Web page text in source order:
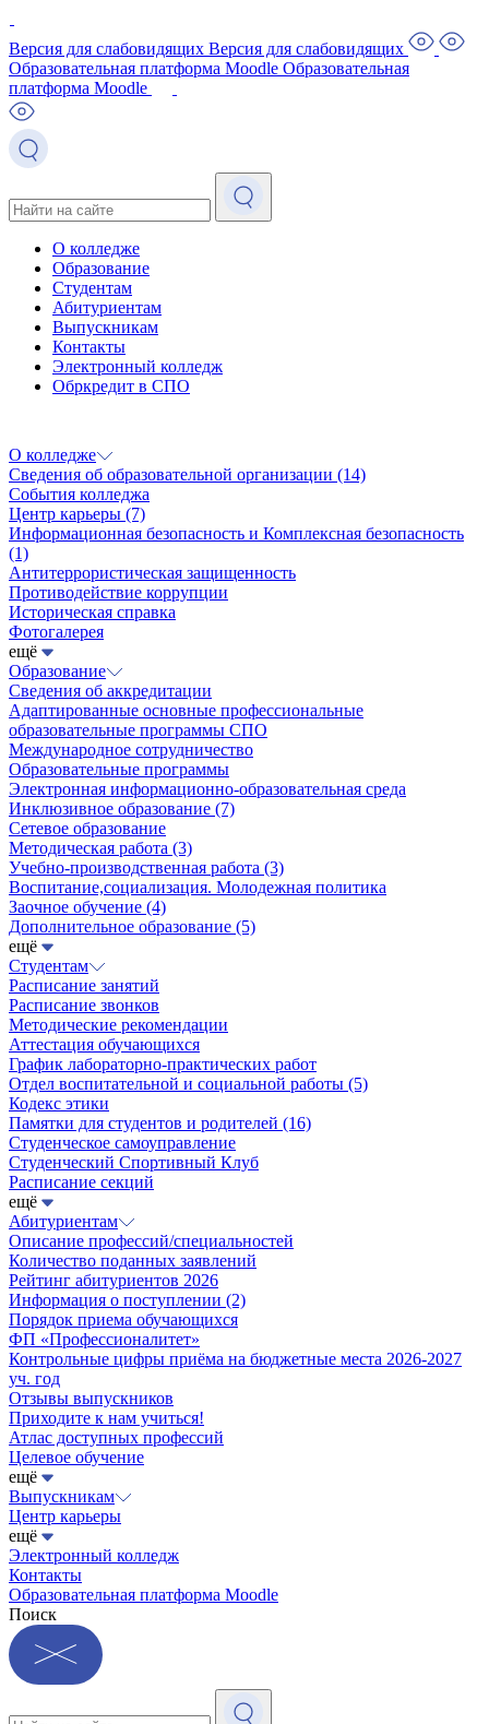
Версия для слабовидящих Версия для слабовидящих
Образовательная платформа Moodle Образовательная
платформа Moodle
О колледже
Образование
Студентам
Абитуриентам
Выпускникам
Контакты
Электронный колледж
Обркредит в СПО
О колледже
Сведения об образовательной организации (14)
События колледжа
Центр карьеры (7)
Информационная безопасность и Комплексная безопасность
(1)
Антитеррористическая защищенность
Противодействие коррупции
Историческая справка
Фотогалерея
ещё
Образование
Сведения об аккредитации
Адаптированные основные профессиональные
образовательные программы СПО
Международное сотрудничество
Образовательные программы
Электронная информационно-образовательная среда
Инклюзивное образование (7)
Сетевое образование
Методическая работа (3)
Учебно-производственная работа (3)
Воспитание,социализация. Молодежная политика
Заочное обучение (4)
Дополнительное образование (5)
ещё
Студентам
Расписание занятий
Расписание звонков
Методические рекомендации
Аттестация обучающихся
График лабораторно-практических работ
Отдел воспитательной и социальной работы (5)
Кодекс этики
Памятки для студентов и родителей (16)
Студенческое самоуправление
Студенческий Спортивный Клуб
Расписание секций
ещё
Абитуриентам
Описание профессий/специальностей
Количество поданных заявлений
Рейтинг абитуриентов 2026
Информация о поступлении (2)
Порядок приема обучающихся
ФП «Профессионалитет»
Контрольные цифры приёма на бюджетные места 2026-2027
уч. год
Отзывы выпускников
Приходите к нам учиться!
Атлас доступных профессий
Целевое обучение
ещё
Выпускникам
Центр карьеры
ещё
Электронный колледж
Контакты
Образовательная платформа Moodle
Поиск